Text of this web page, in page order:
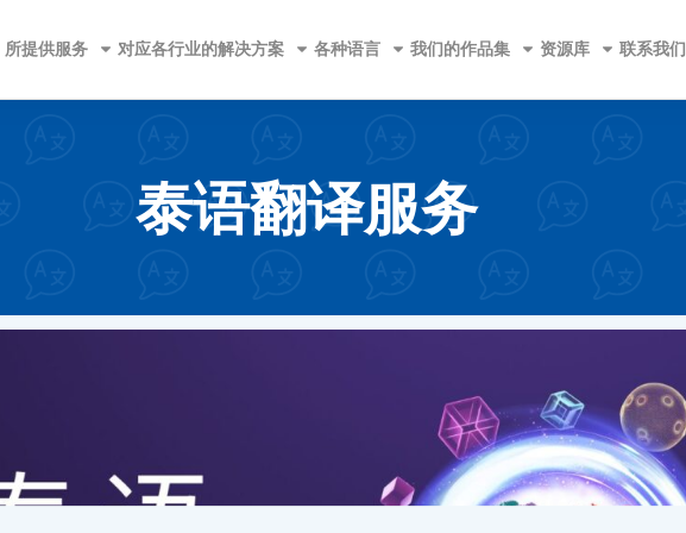
所提供服务 对应各行业的解决方案 各种语言 我们的作品集 资源库 联系我们
泰语翻译服务